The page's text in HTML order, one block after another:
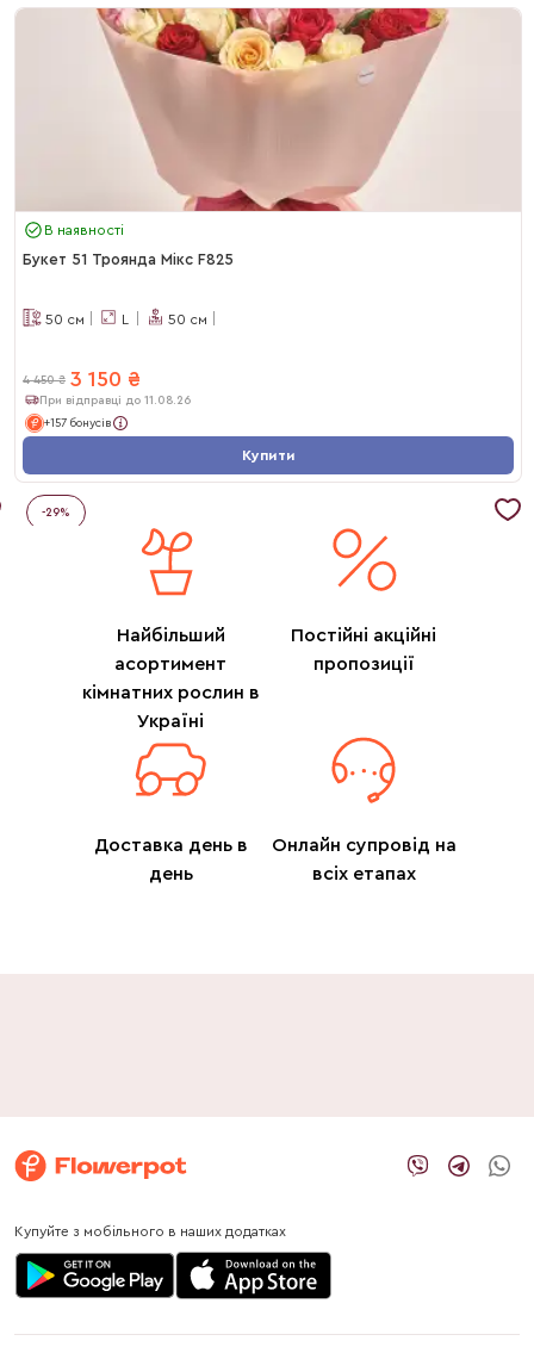
В наявності
Букет 51 Троянда Мікс F825
50 см L 50 см
4 450 ₴ 3 150 ₴
При відправці до 11.08.26
+157 бонусів
Купити
-29%
Найбільший
асортимент
кімнатних рослин в
Україні
Постійні акційні
пропозиції
Доставка день в
день
Онлайн супровід на
всіх етапах
Купуйте з мобільного в наших додатках